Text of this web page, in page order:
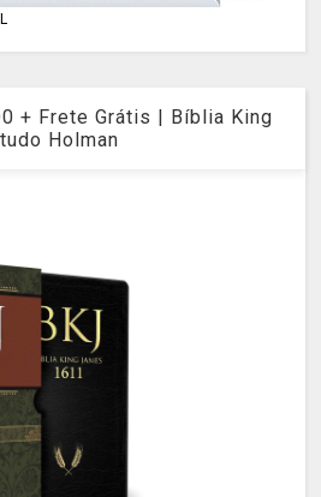
+ Frete Grátis | Bíblia King
Holman